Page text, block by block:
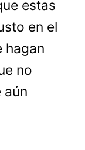
estas
en el
hagan
no
aún